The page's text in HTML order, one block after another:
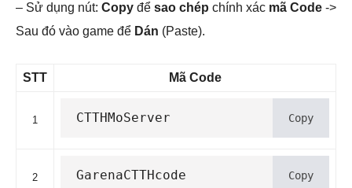
– Sử dụng nút: Copy để sao chép chính xác mã Code ->
Sau đó vào game để Dán (Paste).
STT Mã Code
1 CTTHMoServer Copy
2 GarenaCTTHcode Copy